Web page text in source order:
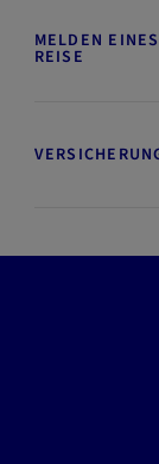
MELDEN
REISE